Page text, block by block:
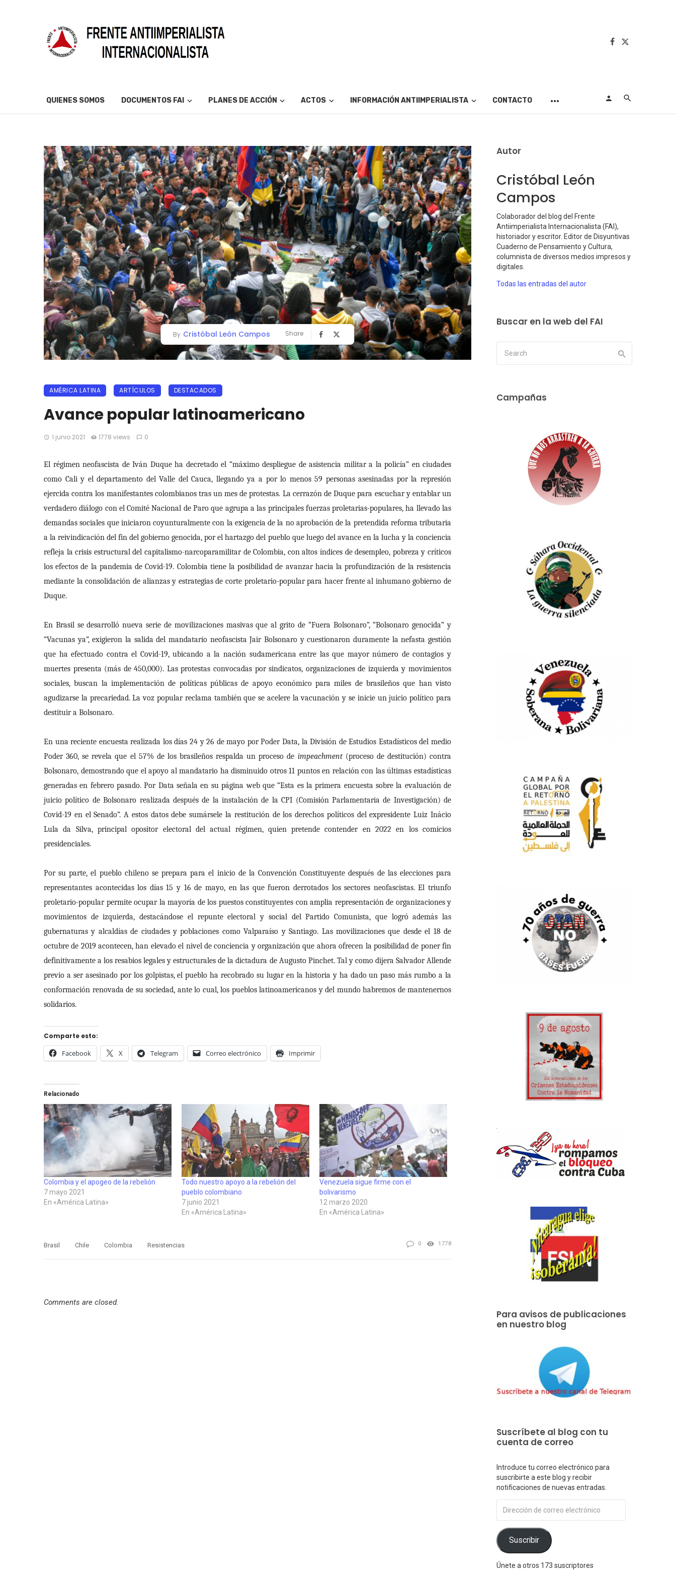
QUIENES SOMOS DOCUMENTOS FAI PLANES DE ACCIÓN ACTOS INFORMACIÓN ANTIIMPERIALISTA CONTACTO
By Cristóbal León Campos Share
AMÉRICA LATINA ARTÍCULOS DESTACADOS
Avance popular latinoamericano
1 junio 2021 1778 views 0
El régimen neofascista de Iván Duque ha decretado el “máximo despliegue de asistencia militar a la policía” en ciudades
como Cali y el departamento del Valle del Cauca, llegando ya a por lo menos 59 personas asesinadas por la represión
ejercida contra los manifestantes colombianos tras un mes de protestas. La cerrazón de Duque para escuchar y entablar un
verdadero diálogo con el Comité Nacional de Paro que agrupa a las principales fuerzas proletarias-populares, ha llevado las
demandas sociales que iniciaron coyunturalmente con la exigencia de la no aprobación de la pretendida reforma tributaria
a la reivindicación del fin del gobierno genocida, por el hartazgo del pueblo que luego del avance en la lucha y la conciencia
refleja la crisis estructural del capitalismo-narcoparamilitar de Colombia, con altos índices de desempleo, pobreza y críticos
los efectos de la pandemia de Covid-19. Colombia tiene la posibilidad de avanzar hacia la profundización de la resistencia
mediante la consolidación de alianzas y estrategias de corte proletario-popular para hacer frente al inhumano gobierno de
Duque.
En Brasil se desarrolló nueva serie de movilizaciones masivas que al grito de “Fuera Bolsonaro”, “Bolsonaro genocida” y
“Vacunas ya”, exigieron la salida del mandatario neofascista Jair Bolsonaro y cuestionaron duramente la nefasta gestión
que ha efectuado contra el Covid-19, ubicando a la nación sudamericana entre las que mayor número de contagios y
muertes presenta (más de 450,000). Las protestas convocadas por sindicatos, organizaciones de izquierda y movimientos
sociales, buscan la implementación de políticas públicas de apoyo económico para miles de brasileños que han visto
agudizarse la precariedad. La voz popular reclama también que se acelere la vacunación y se inicie un juicio político para
destituir a Bolsonaro.
En una reciente encuesta realizada los días 24 y 26 de mayo por Poder Data, la División de Estudios Estadísticos del medio
Poder 360, se revela que el 57% de los brasileños respalda un proceso de impeachment (proceso de destitución) contra
Bolsonaro, demostrando que el apoyo al mandatario ha disminuido otros 11 puntos en relación con las últimas estadísticas
generadas en febrero pasado. Por Data señala en su página web que “Esta es la primera encuesta sobre la evaluación de
juicio político de Bolsonaro realizada después de la instalación de la CPI (Comisión Parlamentaria de Investigación) de
Covid-19 en el Senado”. A estos datos debe sumársele la restitución de los derechos políticos del expresidente Luiz Inácio
Lula da Silva, principal opositor electoral del actual régimen, quien pretende contender en 2022 en los comicios
presidenciales.
Por su parte, el pueblo chileno se prepara para el inicio de la Convención Constituyente después de las elecciones para
representantes acontecidas los días 15 y 16 de mayo, en las que fueron derrotados los sectores neofascistas. El triunfo
proletario-popular permite ocupar la mayoría de los puestos constituyentes con amplia representación de organizaciones y
movimientos de izquierda, destacándose el repunte electoral y social del Partido Comunista, que logró además las
gubernaturas y alcaldías de ciudades y poblaciones como Valparaíso y Santiago. Las movilizaciones que desde el 18 de
octubre de 2019 acontecen, han elevado el nivel de conciencia y organización que ahora ofrecen la posibilidad de poner fin
definitivamente a los resabios legales y estructurales de la dictadura de Augusto Pinchet. Tal y como dijera Salvador Allende
previo a ser asesinado por los golpistas, el pueblo ha recobrado su lugar en la historia y ha dado un paso más rumbo a la
conformación renovada de su sociedad, ante lo cual, los pueblos latinoamericanos y del mundo habremos de mantenernos
solidarios.
Comparte esto:
Facebook X Telegram Correo electrónico Imprimir
Relacionado
Colombia y el apogeo de la rebelión
7 mayo 2021
En «América Latina»
Todo nuestro apoyo a la rebelión del
pueblo colombiano
7 junio 2021
En «América Latina»
Venezuela sigue firme con el
bolivarismo
12 marzo 2020
En «América Latina»
Brasil Chile Colombia Resistencias 0 1778
Comments are closed.
Autor
Cristóbal León
Campos
Colaborador del blog del Frente
Antiimperialista Internacionalista (FAI),
historiador y escritor. Editor de Disyuntivas
Cuaderno de Pensamiento y Cultura,
columnista de diversos medios impresos y
digitales.
Todas las entradas del autor
Buscar en la web del FAI
Campañas
Para avisos de publicaciones
en nuestro blog
Suscríbete al blog con tu
cuenta de correo
Introduce tu correo electrónico para
suscribirte a este blog y recibir
notificaciones de nuevas entradas.
de
correo
electrónico
Suscribir
Únete a otros 173 suscriptores